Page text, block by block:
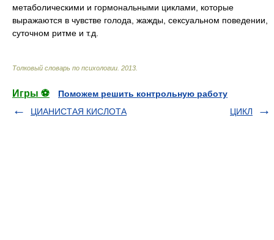
метаболическими и гормональными циклами, которые
выражаются в чувстве голода, жажды, сексуальном поведении,
суточном ритме и т.д.
Толковый словарь по психологии 2013
Игры ⚽
Поможем решить контрольную работу
ЦИАНИСТАЯ КИСЛОТА
ЦИКЛ